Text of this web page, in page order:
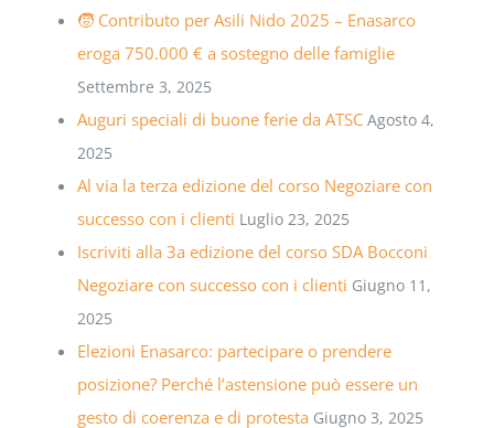
🧒 Contributo per Asili Nido 2025 – Enasarco
eroga 750.000 € a sostegno delle famiglie
Settembre 3, 2025
Auguri speciali di buone ferie da ATSC Agosto 4,
2025
Al via la terza edizione del corso Negoziare con
successo con i clienti Luglio 23, 2025
Iscriviti alla 3a edizione del corso SDA Bocconi
Negoziare con successo con i clienti Giugno 11,
2025
Elezioni Enasarco: partecipare o prendere
posizione? Perché l’astensione può essere un
gesto di coerenza e di protesta Giugno 3, 2025